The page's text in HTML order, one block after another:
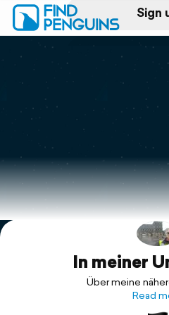
Sign
Log in
Print a book
Flyover video
Explore
Support
In meiner
Über meine
Read